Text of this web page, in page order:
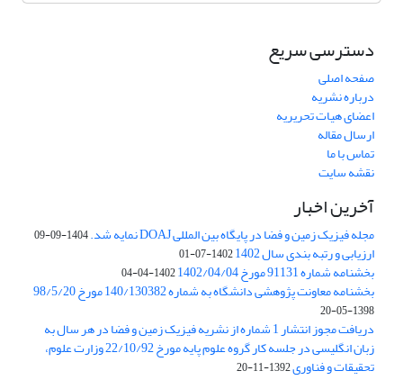
دسترسی سریع
صفحه اصلی
درباره نشریه
اعضای هیات تحریریه
ارسال مقاله
تماس با ما
نقشه سایت
آخرین اخبار
مجله فیزیک زمین و فضا در پایگاه بین المللی DOAJ نمایه شد. 1404-09-09
ارزیابی و رتبه بندی سال 1402 1402-07-01
بخشنامه شماره 91131 مورخ 1402/04/04 1402-04-04
بخشنامه معاونت پژوهشی دانشگاه به شماره 140/130382 مورخ 98/5/20
1398-05-20
دریافت مجوز انتشار 1 شماره از نشریه فیزیک زمین و فضا در هر سال به
زبان انگلیسی در جلسه کار گروه علوم پایه مورخ 22/10/92 وزارت علوم،
تحقیقات و فناوری1392-11-20